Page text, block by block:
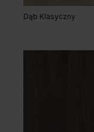
Dąb Klasyczny